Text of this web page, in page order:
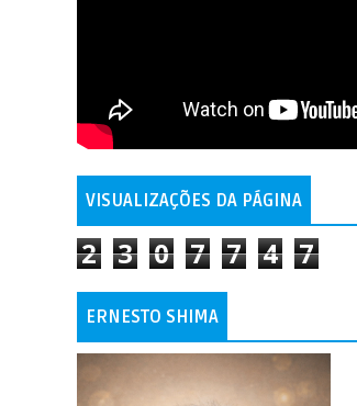
VISUALIZAÇÕES DA PÁGINA
2 3 0 7 7 4 7
ERNESTO SHIMA